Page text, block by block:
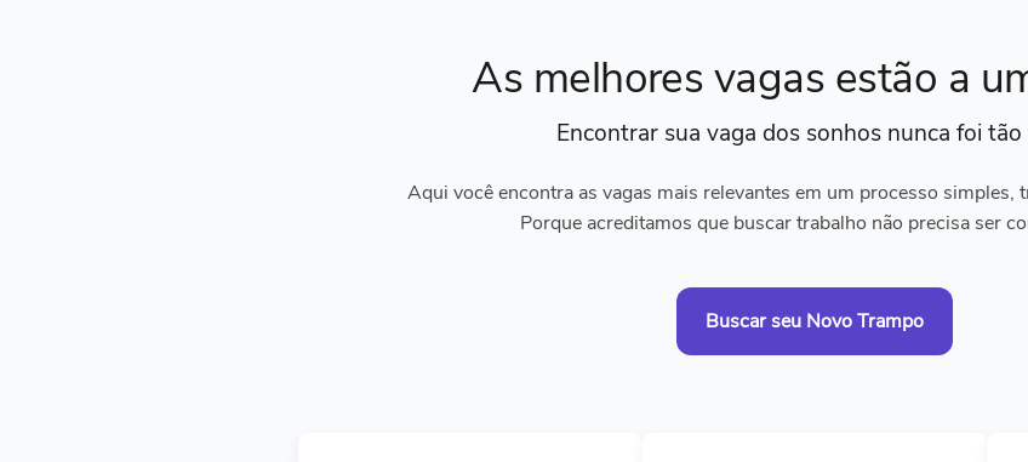
As melhores vagas estão a
Encontrar sua vaga dos sonhos nunca foi tão
Aqui você encontra as vagas mais relevantes em um processo simples,
Porque acreditamos que buscar trabalho não precisa ser
Buscar seu Novo Trampo